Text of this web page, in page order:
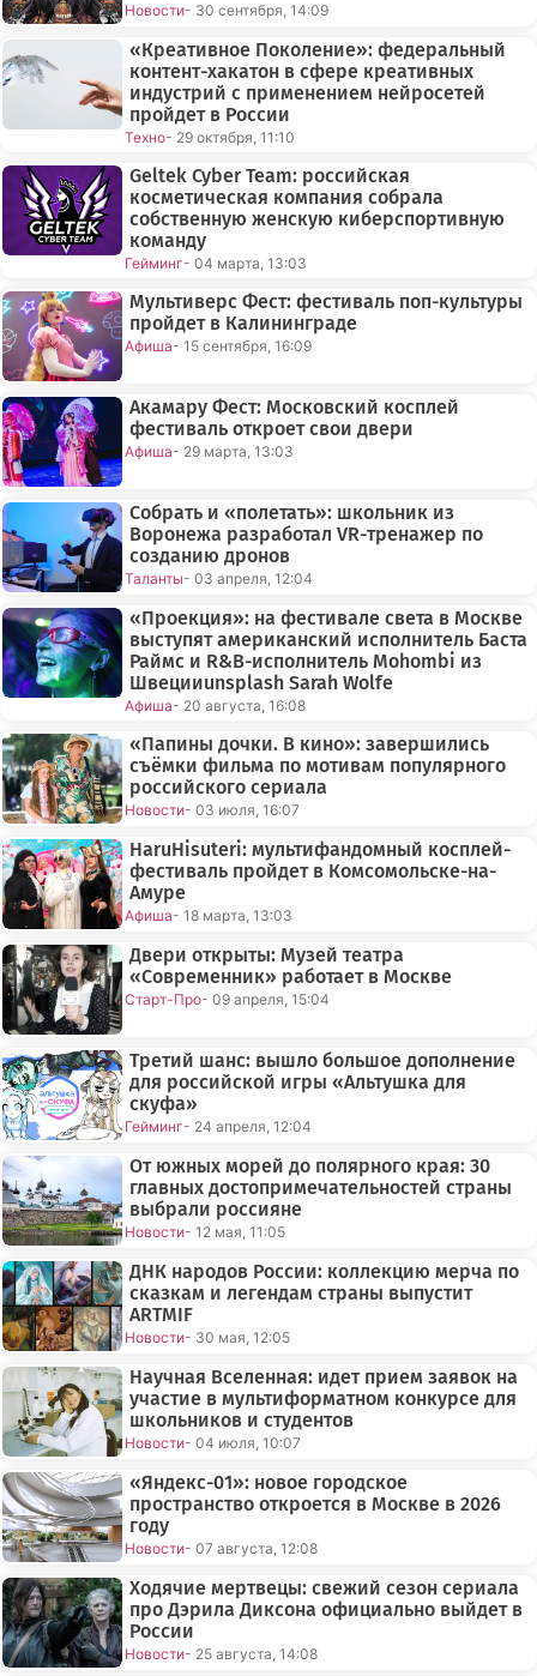
Новости- 30 сентября, 14:09
«Креативное Поколение»: федеральный
контент-хакатон в сфере креативных
индустрий с применением нейросетей
пройдет в России
Техно- 29 октября, 11:10
Geltek Cyber Team: российская
косметическая компания собрала
собственную женскую киберспортивную
команду
Гейминг- 04 марта, 13:03
Мультиверс Фест: фестиваль поп-культуры
пройдет в Калининграде
Афиша- 15 сентября, 16:09
Акамару Фест: Московский косплей
фестиваль откроет свои двери
Афиша- 29 марта, 13:03
Собрать и «полетать»: школьник из
Воронежа разработал VR-тренажер по
созданию дронов
Таланты- 03 апреля, 12:04
«Проекция»: на фестивале света в Москве
выступят американский исполнитель Баста
Раймс и R&B-исполнитель Mohombi из
Швецииunsplash Sarah Wolfe
Афиша- 20 августа, 16:08
«Папины дочки. В кино»: завершились
съёмки фильма по мотивам популярного
российского сериала
Новости- 03 июля, 16:07
HaruHisuteri: мультифандомный косплей-
фестиваль пройдет в Комсомольске-на-
Амуре
Афиша- 18 марта, 13:03
Двери открыты: Музей театра
«Современник» работает в Москве
Старт-Про- 09 апреля, 15:04
Третий шанс: вышло большое дополнение
для российской игры «Альтушка для
скуфа»
Гейминг- 24 апреля, 12:04
От южных морей до полярного края: 30
главных достопримечательностей страны
выбрали россияне
Новости- 12 мая, 11:05
ДНК народов России: коллекцию мерча по
сказкам и легендам страны выпустит
ARTMIF
Новости- 30 мая, 12:05
Научная Вселенная: идет прием заявок на
участие в мультиформатном конкурсе для
школьников и студентов
Новости- 04 июля, 10:07
«Яндекс-01»: новое городское
пространство откроется в Москве в 2026
году
Новости- 07 августа, 12:08
Ходячие мертвецы: свежий сезон сериала
про Дэрила Диксона официально выйдет в
России
Новости- 25 августа, 14:08